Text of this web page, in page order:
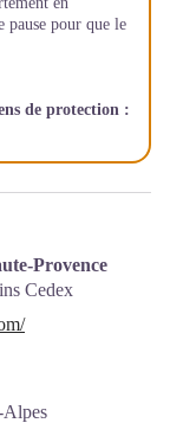
pause pour que le
de protection :
Provence
Cedex
Alpes